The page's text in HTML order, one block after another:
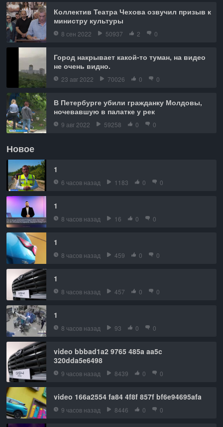
Коллектив Театра Чехова озвучил призыв к
министру культуры
8 сен 2022 50937 2 0
Город накрывает какой-то туман, на видео
не очень видно.
23 авг 2022 70026 0 0
В Петербурге убили гражданку Молдовы,
ночевавшую в палатке у рек
9 авг 2022 59258 0 0
Новое
1
6 часов назад 1183 0 0
1
8 часов назад 16 0 0
1
8 часов назад 459 0 0
1
8 часов назад 457 0 0
1
8 часов назад 93 0 0
video bbbad1a2 9765 485a aa5c
320dda5e6498
9 часов назад 8439 0 0
video 166a2554 fa84 4f8f 857f bf6e94695afa
9 часов назад 8446 0 0